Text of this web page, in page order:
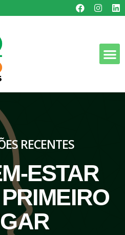
RECENTES
ESTAR